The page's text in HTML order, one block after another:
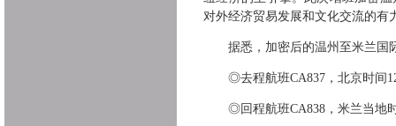
对外经济贸易发展和文化交流的有
据悉，加密后的温州至米兰
◎去程航班CA837，北京时间
◎回程航班CA838，米兰当地